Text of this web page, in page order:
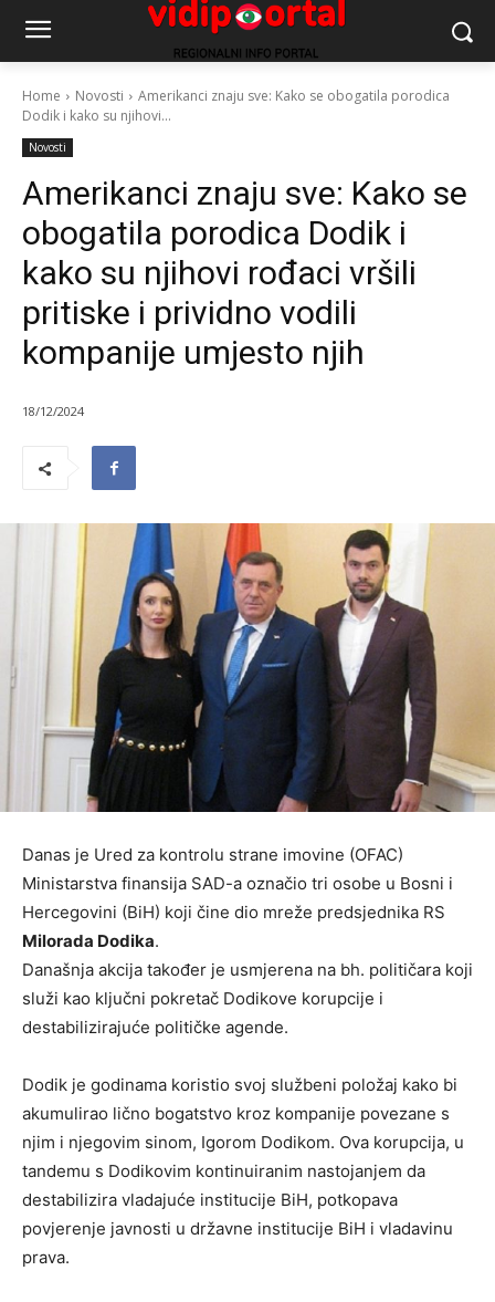
Home Novosti
Amerikanci znaju sve: Kako se obogatila porodica
Dodik i kako su njihovi...
Novosti
Amerikanci znaju sve: Kako se
obogatila porodica Dodik i
kako su njihovi rođaci vršili
pritiske i prividno vodili
kompanije umjesto njih
18/12/2024
Danas je Ured za kontrolu strane imovine (OFAC)
Ministarstva finansija SAD-a označio tri osobe u Bosni i
Hercegovini (BiH) koji čine dio mreže predsjednika RS
Milorada Dodika.
Današnja akcija također je usmjerena na bh. političara koji
služi kao ključni pokretač Dodikove korupcije i
destabilizirajuće političke agende.
Dodik je godinama koristio svoj službeni položaj kako bi
akumulirao lično bogatstvo kroz kompanije povezane s
njim i njegovim sinom, Igorom Dodikom. Ova korupcija, u
tandemu s Dodikovim kontinuiranim nastojanjem da
destabilizira vladajuće institucije BiH, potkopava
povjerenje javnosti u državne institucije BiH i vladavinu
prava.